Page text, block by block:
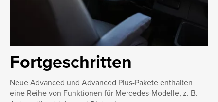
Fortgeschritten
Neue Advanced und Advanced Plus-Pakete enthalten
eine Reihe von Funktionen für Mercedes-Modelle, z. B.